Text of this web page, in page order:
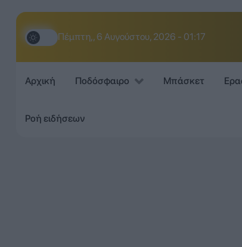
Πέμπτη,, 6 Αυγούστου, 2026 - 01:17
Αρχική Ποδόσφαιρο Μπάσκετ
Ροή ειδήσεων